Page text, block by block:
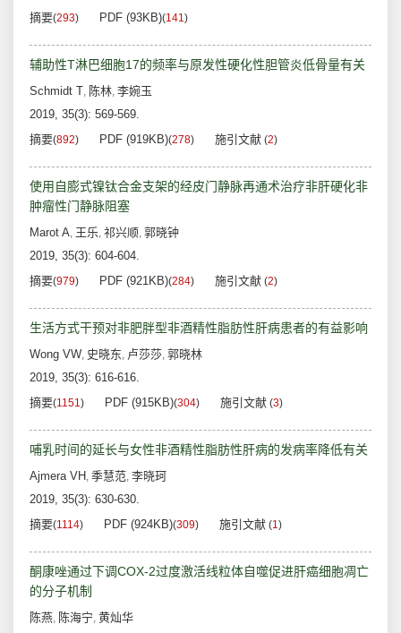
摘要(293) PDF (93KB)(141)
辅助性T淋巴细胞17的频率与原发性硬化性胆管炎低骨量有关
Schmidt T, 陈林, 李婉玉
2019, 35(3): 569-569.
摘要(892) PDF (919KB)(278) 施引文献 (2)
使用自膨式镍钛合金支架的经皮门静脉再通术治疗非肝硬化非
肿瘤性门静脉阻塞
Marot A, 王乐, 祁兴顺, 郭晓钟
2019, 35(3): 604-604.
摘要(979) PDF (921KB)(284) 施引文献 (2)
生活方式干预对非肥胖型非酒精性脂肪性肝病患者的有益影响
Wong VW, 史晓东, 卢莎莎, 郭晓林
2019, 35(3): 616-616.
摘要(1151) PDF (915KB)(304) 施引文献 (3)
哺乳时间的延长与女性非酒精性脂肪性肝病的发病率降低有关
Ajmera VH , 季慧范, 李晓珂
2019, 35(3): 630-630.
摘要(1114) PDF (924KB)(309) 施引文献 (1)
酮康唑通过下调COX-2过度激活线粒体自噬促进肝癌细胞凋亡
的分子机制
陈燕, 陈海宁, 黄灿华